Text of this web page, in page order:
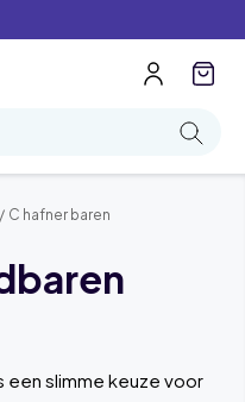
/ C hafner baren
een slimme keuze voor